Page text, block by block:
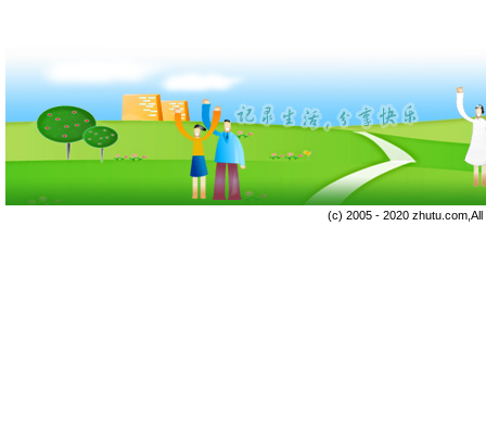
(c) 2005 - 2020